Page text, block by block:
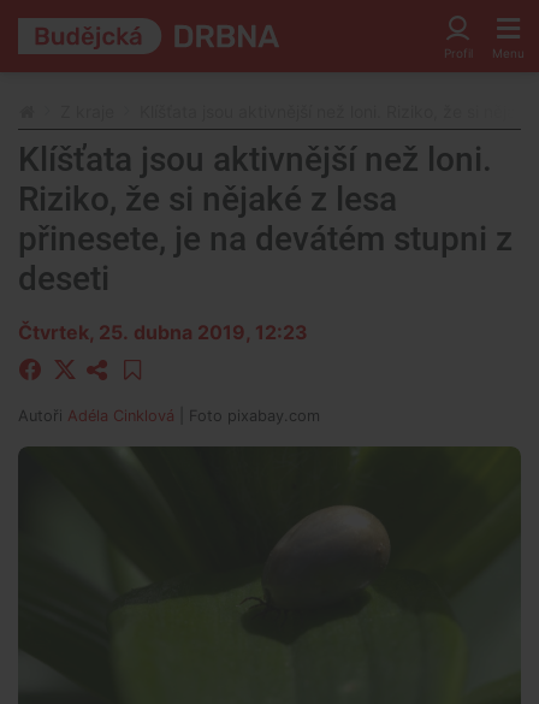
Klíšťata jsou aktivnější než loni.
Riziko, že si nějaké z lesa
přinesete, je na devátém stupni z
deseti
Čtvrtek, 25. dubna 2019, 12:23
Autoři Adéla Cinklová | Foto pixabay.com